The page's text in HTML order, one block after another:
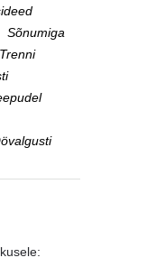
Sõnumiga
Trenni